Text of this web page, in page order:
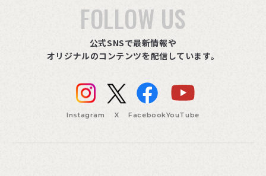
FOLLOW US
公式SNSで最新情報や
オリジナルのコンテンツを配信しています。
Instagram X FacebookYouTube